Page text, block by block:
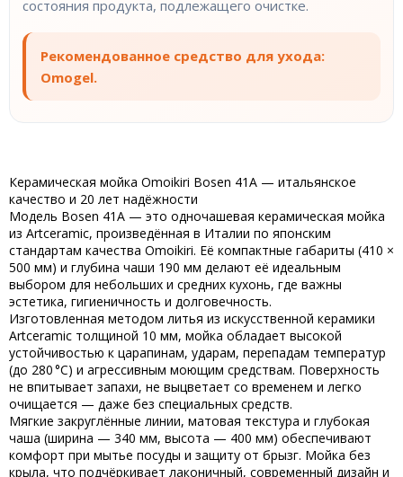
состояния продукта, подлежащего очистке.
Рекомендованное средство для ухода:
Omogel.
Керамическая мойка Omoikiri Bosen 41A — итальянское
качество и 20 лет надёжности
Модель Bosen 41A — это одночашевая керамическая мойка
из Artceramic, произведённая в Италии по японским
стандартам качества Omoikiri. Её компактные габариты (410 ×
500 мм) и глубина чаши 190 мм делают её идеальным
выбором для небольших и средних кухонь, где важны
эстетика, гигиеничность и долговечность.
Изготовленная методом литья из искусственной керамики
Artceramic толщиной 10 мм, мойка обладает высокой
устойчивостью к царапинам, ударам, перепадам температур
(до 280 °C) и агрессивным моющим средствам. Поверхность
не впитывает запахи, не выцветает со временем и легко
очищается — даже без специальных средств.
Мягкие закруглённые линии, матовая текстура и глубокая
чаша (ширина — 340 мм, высота — 400 мм) обеспечивают
комфорт при мытье посуды и защиту от брызг. Мойка без
крыла, что подчёркивает лаконичный, современный дизайн и